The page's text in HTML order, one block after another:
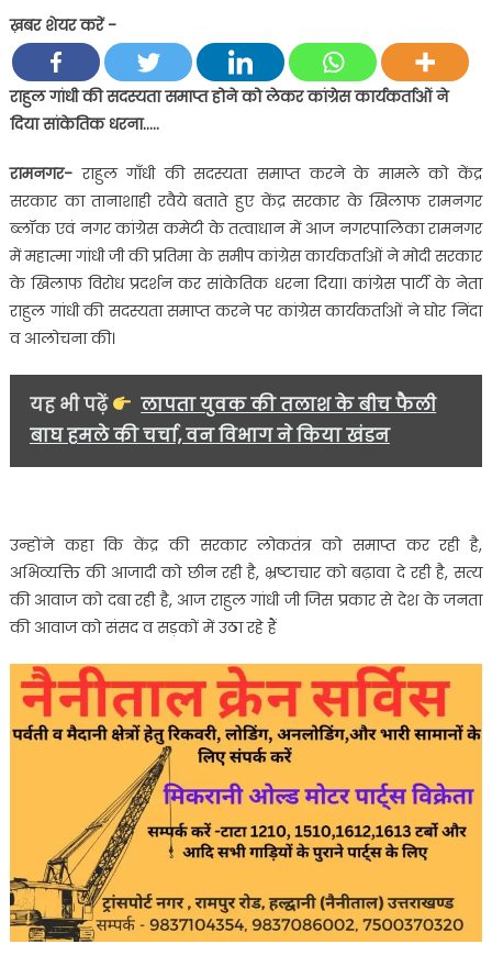
की
सदस्यता
समाप्त
थम
नही
रहा
कांग्रेस
का
विरोध……….
ख़बर शेयर करें -
राहुल गांधी की सदस्यता समाप्त होने को लेकर कांग्रेस कार्यकर्ताओं ने
दिया सांकेतिक धरना…..
रामनगर-राहुल गाँधी की सदस्यता समाप्त करने के मामले को केंद्र
सरकार का तानाशाही रवैये बताते हुए केंद्र सरकार के खिलाफ रामनगर
ब्लॉक एवं नगर कांग्रेस कमेटी के तत्वाधान में आज नगरपालिका रामनगर
में महात्मा गांधी जी की प्रतिमा के समीप कांग्रेस कार्यकर्ताओं ने मोदी सरकार
के खिलाफ विरोध प्रदर्शन कर सांकेतिक धरना दिया। कांग्रेस पार्टी के नेता
राहुल गांधी की सदस्यता समाप्त करने पर कांग्रेस कार्यकर्ताओं ने घोर निंदा
व आलोचना की।
यह भी पढ़ें
लापता युवक की तलाश के बीच फैली
बाघ हमले की चर्चा, वन विभाग ने किया खंडन
उन्होंने कहा कि केंद्र की सरकार लोकतंत्र को समाप्त कर रही है,
अभिव्यक्ति की आजादी को छीन रही है, भ्रष्टाचार को बढ़ावा दे रही है, सत्य
की आवाज को दबा रही है, आज राहुल गांधी जी जिस प्रकार से देश के जनता
की आवाज को संसद व सड़कों में उठा रहे हैं